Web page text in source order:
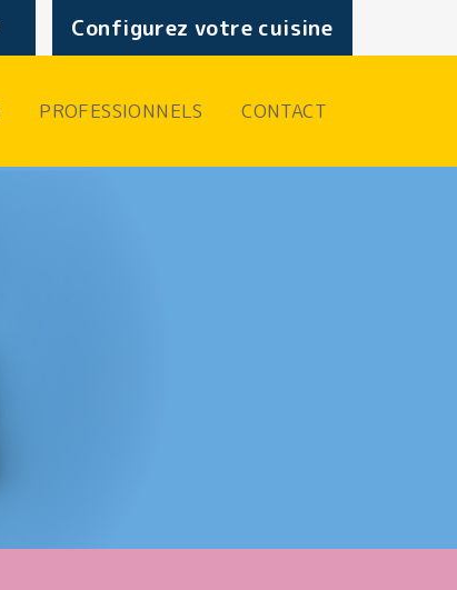
Configurez votre cuisine
PROFESSIONNELS CONTACT